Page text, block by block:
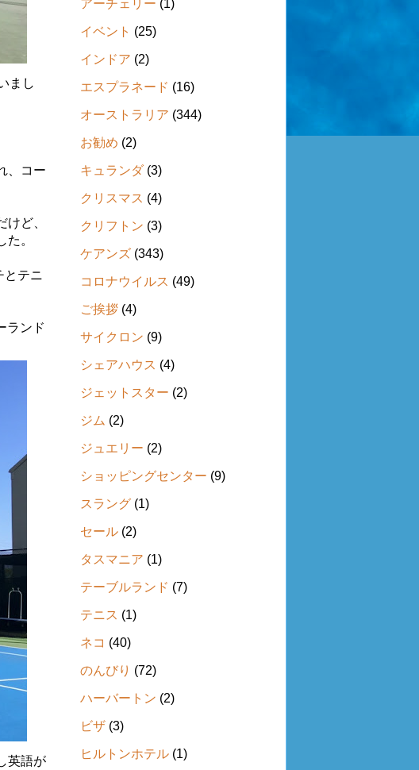
まし
、コー
ど、
。
とテニ
ランド
英語が
アーチェリー (1)
イベント (25)
インドア (2)
エスプラネード (16)
オーストラリア (344)
お勧め (2)
キュランダ (3)
クリスマス (4)
クリフトン (3)
ケアンズ (343)
コロナウイルス (49)
ご挨拶 (4)
サイクロン (9)
シェアハウス (4)
ジェットスター (2)
ジム (2)
ジュエリー (2)
ショッピングセンター (9)
スラング (1)
セール (2)
タスマニア (1)
テーブルランド (7)
テニス (1)
ネコ (40)
のんびり (72)
ハーバートン (2)
ビザ (3)
ヒルトンホテル (1)